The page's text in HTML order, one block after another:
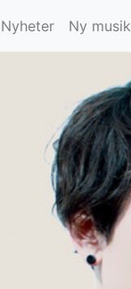
Nyheter Ny musik